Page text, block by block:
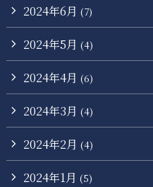
2024年6月 (7)
2024年5月 (4)
2024年4月 (6)
2024年3月 (4)
2024年2月 (4)
2024年1月 (5)